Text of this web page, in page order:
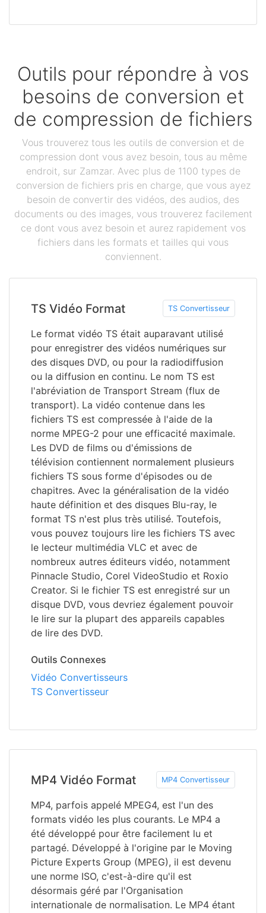
Outils pour répondre à vos
besoins de conversion et
de compression de fichiers
Vous trouverez tous les outils de conversion et de
compression dont vous avez besoin, tous au même
endroit, sur Zamzar. Avec plus de 1100 types de
conversion de fichiers pris en charge, que vous ayez
besoin de convertir des vidéos, des audios, des
documents ou des images, vous trouverez facilement
ce dont vous avez besoin et aurez rapidement vos
fichiers dans les formats et tailles qui vous
conviennent.
TS Vidéo Format TS Convertisseur
Le format vidéo TS était auparavant utilisé
pour enregistrer des vidéos numériques sur
des disques DVD, ou pour la radiodiffusion
ou la diffusion en continu. Le nom TS est
l'abréviation de Transport Stream (flux de
transport). La vidéo contenue dans les
fichiers TS est compressée à l'aide de la
norme MPEG-2 pour une efficacité maximale.
Les DVD de films ou d'émissions de
télévision contiennent normalement plusieurs
fichiers TS sous forme d'épisodes ou de
chapitres. Avec la généralisation de la vidéo
haute définition et des disques Blu-ray, le
format TS n'est plus très utilisé. Toutefois,
vous pouvez toujours lire les fichiers TS avec
le lecteur multimédia VLC et avec de
nombreux autres éditeurs vidéo, notamment
Pinnacle Studio, Corel VideoStudio et Roxio
Creator. Si le fichier TS est enregistré sur un
disque DVD, vous devriez également pouvoir
le lire sur la plupart des appareils capables
de lire des DVD.
Outils Connexes
Vidéo Convertisseurs
TS Convertisseur
MP4 Vidéo Format MP4 Convertisseur
MP4, parfois appelé MPEG4, est l'un des
formats vidéo les plus courants. Le MP4 a
été développé pour être facilement lu et
partagé. Développé à l'origine par le Moving
Picture Experts Group (MPEG), il est devenu
une norme ISO, c'est-à-dire qu'il est
désormais géré par l'Organisation
internationale de normalisation. Le MP4 étant